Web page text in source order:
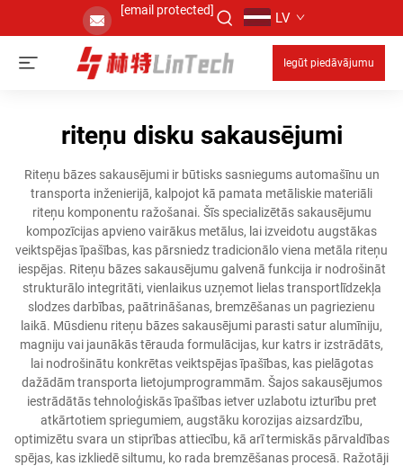
[email protected] LV
Iegūt piedāvājumu
riteņu disku sakausējumi
Riteņu bāzes sakausējumi ir būtisks sasniegums automašīnu un
transporta inženierijā, kalpojot kā pamata metāliskie materiāli
riteņu komponentu ražošanai. Šīs specializētās sakausējumu
kompozīcijas apvieno vairākus metālus, lai izveidotu augstākas
veiktspējas īpašības, kas pārsniedz tradicionālo viena metāla riteņu
iespējas. Riteņu bāzes sakausējumu galvenā funkcija ir nodrošināt
strukturālo integritāti, vienlaikus uzņemot lielas transportlīdzekļa
slodzes darbības, paātrināšanas, bremzēšanas un pagriezienu
laikā. Mūsdienu riteņu bāzes sakausējumi parasti satur alumīniju,
magniju vai jaunākās tērauda formulācijas, kur katrs ir izstrādāts,
lai nodrošinātu konkrētas veiktspējas īpašības, kas pielāgotas
dažādām transporta lietojumprogrammām. Šajos sakausējumos
iestrādātās tehnoloģiskās īpašības ietver uzlabotu izturību pret
atkārtotiem spriegumiem, augstāku korozijas aizsardzību,
optimizētu svara un stiprības attiecību, kā arī termiskās pārvaldības
spējas, kas izkliedē siltumu, ko rada bremzēšanas procesā. Ražotāji